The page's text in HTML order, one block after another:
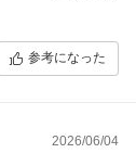
参考になった
2026/06/04